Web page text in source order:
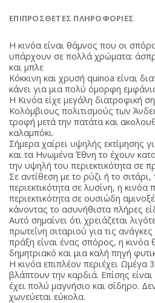
ΕΠΙΠΡΌΣΘΕΤΕΣ ΠΛΗΡΟΦΟΡΊΕΣ
Η κινόα είναι θάμνος που οι
υπάρχουν σε πολλά χρώματα:
και μπλε
Κόκκινη και χρυσή quinoa είναι
κάνει για μια πολύ όμορφη
Η Κινόα είχε μεγάλη διατροφική
Κολόμβιους πολιτισμούς των
τροφή μετά την πατάτα και
καλαμπόκι.
Σήμερα χαίρει υψηλής εκτίμησης
και τα Ηνωμένα Έθνη το έχουν
την υψηλή του περιεκτικότητα σε
Σε αντίθεση με το ρύζι ή το
περιεκτικότητα σε λυσίνη, η κινόα
περιεκτικότητα σε ουσιώδη
κάνοντας το ασυνήθιστα πλήρες
Αυτό σημαίνει ότι χρειάζεται
πρωτεΐνη σιταριού για τις
πράξη είναι ένας σπόρος, η κινόα
δημητριακό και μια καλή πηγή
Η κινόα επιπλέον περιέχει Ωμέγα
βλάπτουν την καρδιά. Επίσης
έχει πολύ μαγνήσιο και σίδηρο.
χωνεύεται εύκολα.